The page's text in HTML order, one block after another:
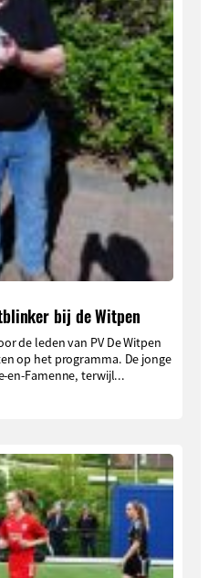
bij de Witpen
de leden van PV De Witpen
op het programma. De jonge
en-Famenne, terwijl...